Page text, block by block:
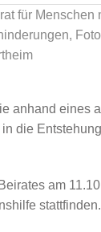
für Menschen
anhand eines
die
am
stattfinden.